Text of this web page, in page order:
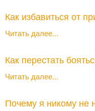
Как избавиться от
Читать далее...
Как перестать
Читать далее...
Почему я никому не